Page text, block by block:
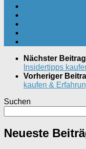
Nächster Beitrag
Insidertipps
Vorheriger
kaufen &
Suchen
Neueste